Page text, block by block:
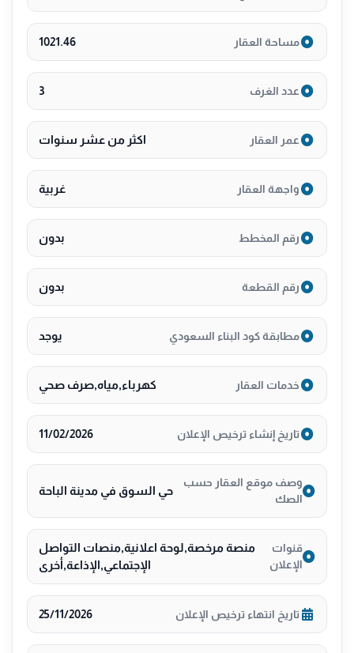
مساحة العقار 1021.46
عدد الغرف 3
عمر العقار اكثر من عشر سنوات
واجهة العقار غربية
رقم المخطط بدون
رقم القطعة بدون
مطابقة كود البناء السعودي يوجد
خدمات العقار كهرباء,مياه,صرف صحي
تاريخ إنشاء ترخيص الإعلان 11/02/2026
وصف موقع العقار حسب
الصك
حي السوق في مدينة الباحة
قنوات
الإعلان
منصة مرخصة,لوحة اعلانية,منصات التواصل
الإجتماعي,الإذاعة,أخرى
تاريخ انتهاء ترخيص الإعلان 25/11/2026